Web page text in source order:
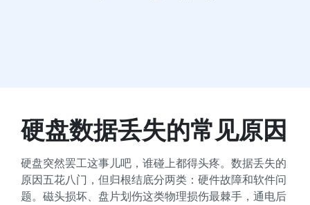
硬盘数据丢失的常见原因
硬盘突然罢工这事儿吧，谁碰上都得头疼。数据丢失的
原因五花八门，但归根结底分两类：硬件故障和软件问
题。磁头损坏、盘片划伤这类物理损伤最棘手，通电后